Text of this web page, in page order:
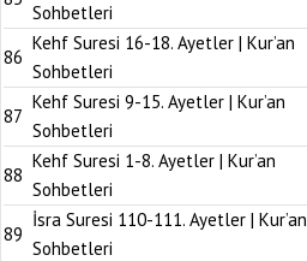
Sohbetleri
86
Kehf Suresi 16-18. Ayetler | Kur’an
Sohbetleri
87
Kehf Suresi 9-15. Ayetler | Kur’an
Sohbetleri
88
Kehf Suresi 1-8. Ayetler | Kur’an
Sohbetleri
89
İsra Suresi 110-111. Ayetler | Kur’an
Sohbetleri